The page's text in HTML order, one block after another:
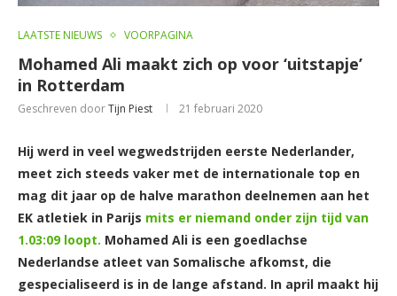
LAATSTE NIEUWS VOORPAGINA
Mohamed Ali maakt zich op voor ‘uitstapje’
in Rotterdam
Geschreven doorTijn Piest 21 februari 2020
Hij werd in veel wegwedstrijden eerste Nederlander,
meet zich steeds vaker met de internationale top en
mag dit jaar op de halve marathon deelnemen aan het
EK atletiek in Parijs mits er niemand onder zijn tijd van
1.03:09 loopt. Mohamed Ali is een goedlachse
Nederlandse atleet van Somalische afkomst, die
gespecialiseerd is in de lange afstand. In april maakt hij